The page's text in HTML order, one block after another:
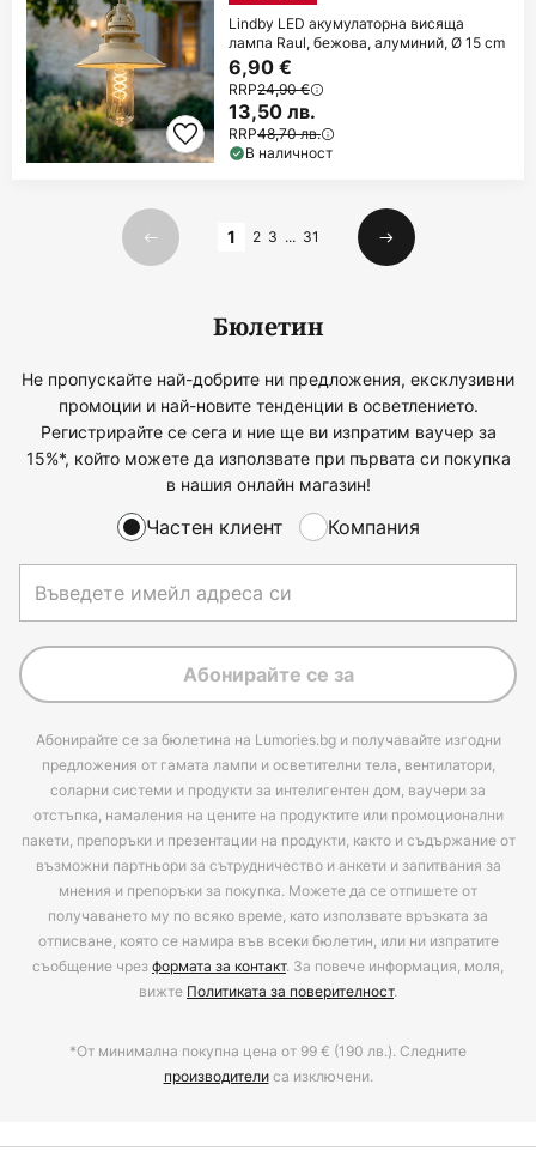
Lindby LED акумулаторна висяща
лампа Raul, бежова, алуминий, Ø 15 cm
6,90 €
RRP24,90 €
13,50 лв.
RRP48,70 лв.
В наличност
Предишна
1 2 3 ... 31
Следваща
Бюлетин
Не пропускайте най-добрите ни предложения, ексклузивни
промоции и най-новите тенденции в осветлението.
Регистрирайте се сега и ние ще ви изпратим ваучер за
15%*, който можете да използвате при първата си покупка
в нашия онлайн магазин!
Частен клиент Компания
Абонирайте се за
Абонирайте се за бюлетина на Lumories.bg и получавайте изгодни
предложения от гамата лампи и осветителни тела, вентилатори,
соларни системи и продукти за интелигентен дом, ваучери за
отстъпка, намаления на цените на продуктите или промоционални
пакети, препоръки и презентации на продукти, както и съдържание от
възможни партньори за сътрудничество и анкети и запитвания за
мнения и препоръки за покупка. Можете да се отпишете от
получаването му по всяко време, като използвате връзката за
отписване, която се намира във всеки бюлетин, или ни изпратите
съобщение чрезформата за контакт. За повече информация, моля,
вижте Политиката за поверителност.
*От минимална покупна цена от 99 € (190 лв.). Следните
производителиса изключени.